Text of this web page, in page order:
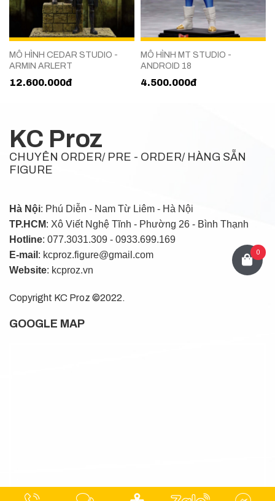
MÔ HÌNH CEDAR STUDIO -
ARMIN ARLERT
12.600.000đ
MÔ HÌNH MT STUDIO -
ANDROID 18
4.500.000đ
KC Proz
CHUYÊN ORDER/ PRE - ORDER/ HÀNG SẴN
FIGURE
Hà Nội: Phú Diễn - Nam Từ Liêm - Hà Nội
TP.HCM: Xô Viết Nghệ Tĩnh - Phường 26 - Bình Thạnh
Hotline: 077.3031.309 - 0933.699.169
E-mail : kcproz.figure@gmail.com
Website: kcproz.vn
Copyright KC Proz ©2022.
GOOGLE MAP
0